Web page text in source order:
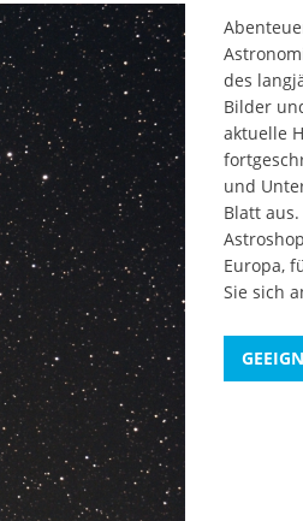
des
Bilder
aktuelle
und
Blatt
Europa,
Sie sich